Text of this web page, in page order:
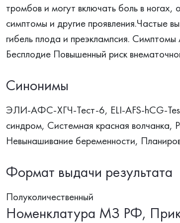
тромбов и могут включать боль в ногах,
симптомы и другие проявления.Частые
гибель плода и преэклампсия.
Бесплодие Повышенный риск
Синонимы
ЭЛИ-АФС-ХГЧ-Тест-6, ELI-AFS-hCG-
синдром, Системная красная волчанка,
Невынашивание беременности,
Формат выдачи результата
Полуколичественный
Номенклатура МЗ РФ,